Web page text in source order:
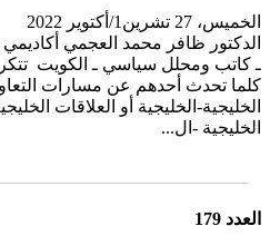
الخميس، 27 تشرين1/أكتوير 2022
الدكتور ظافر محمد العجمي
ـ كاتب ومحلل سياسي ـ الكويت
كلما تحدث أحدهم عن مسارات
الخليجية-الخليجية أو العلاقات
الخليجية -ال...
العدد 179